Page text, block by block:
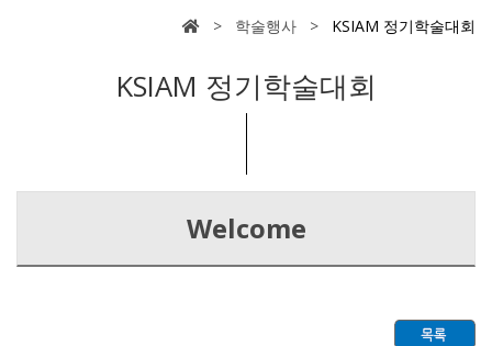
> 학술행사 > KSIAM 정기학술대회
KSIAM 정기학술대회
Welcome